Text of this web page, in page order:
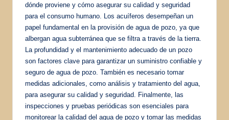
dónde proviene y cómo asegurar su calidad y seguridad
para el consumo humano. Los acuíferos desempeñan un
papel fundamental en la provisión de agua de pozo, ya que
albergan agua subterránea que se filtra a través de la tierra.
La profundidad y el mantenimiento adecuado de un pozo
son factores clave para garantizar un suministro confiable y
seguro de agua de pozo. También es necesario tomar
medidas adicionales, como análisis y tratamiento del agua,
para asegurar su calidad y seguridad. Finalmente, las
inspecciones y pruebas periódicas son esenciales para
monitorear la calidad del agua de pozo y tomar las medidas